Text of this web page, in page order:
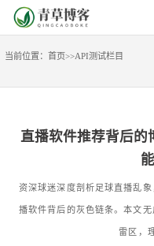
当前位置： 首页>>API测试栏目
直播软件推荐背后的
资深球迷深度剖析足球直播乱
播软件背后的灰色链条。本文
雷区，